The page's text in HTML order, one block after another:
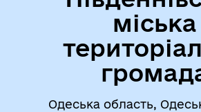
міська
Одеська область,